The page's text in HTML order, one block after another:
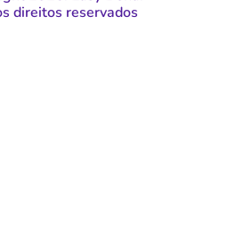
direitos reservados